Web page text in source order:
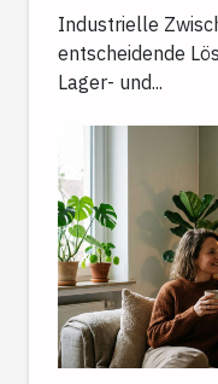
Industrielle
entscheidende
Lager- und...